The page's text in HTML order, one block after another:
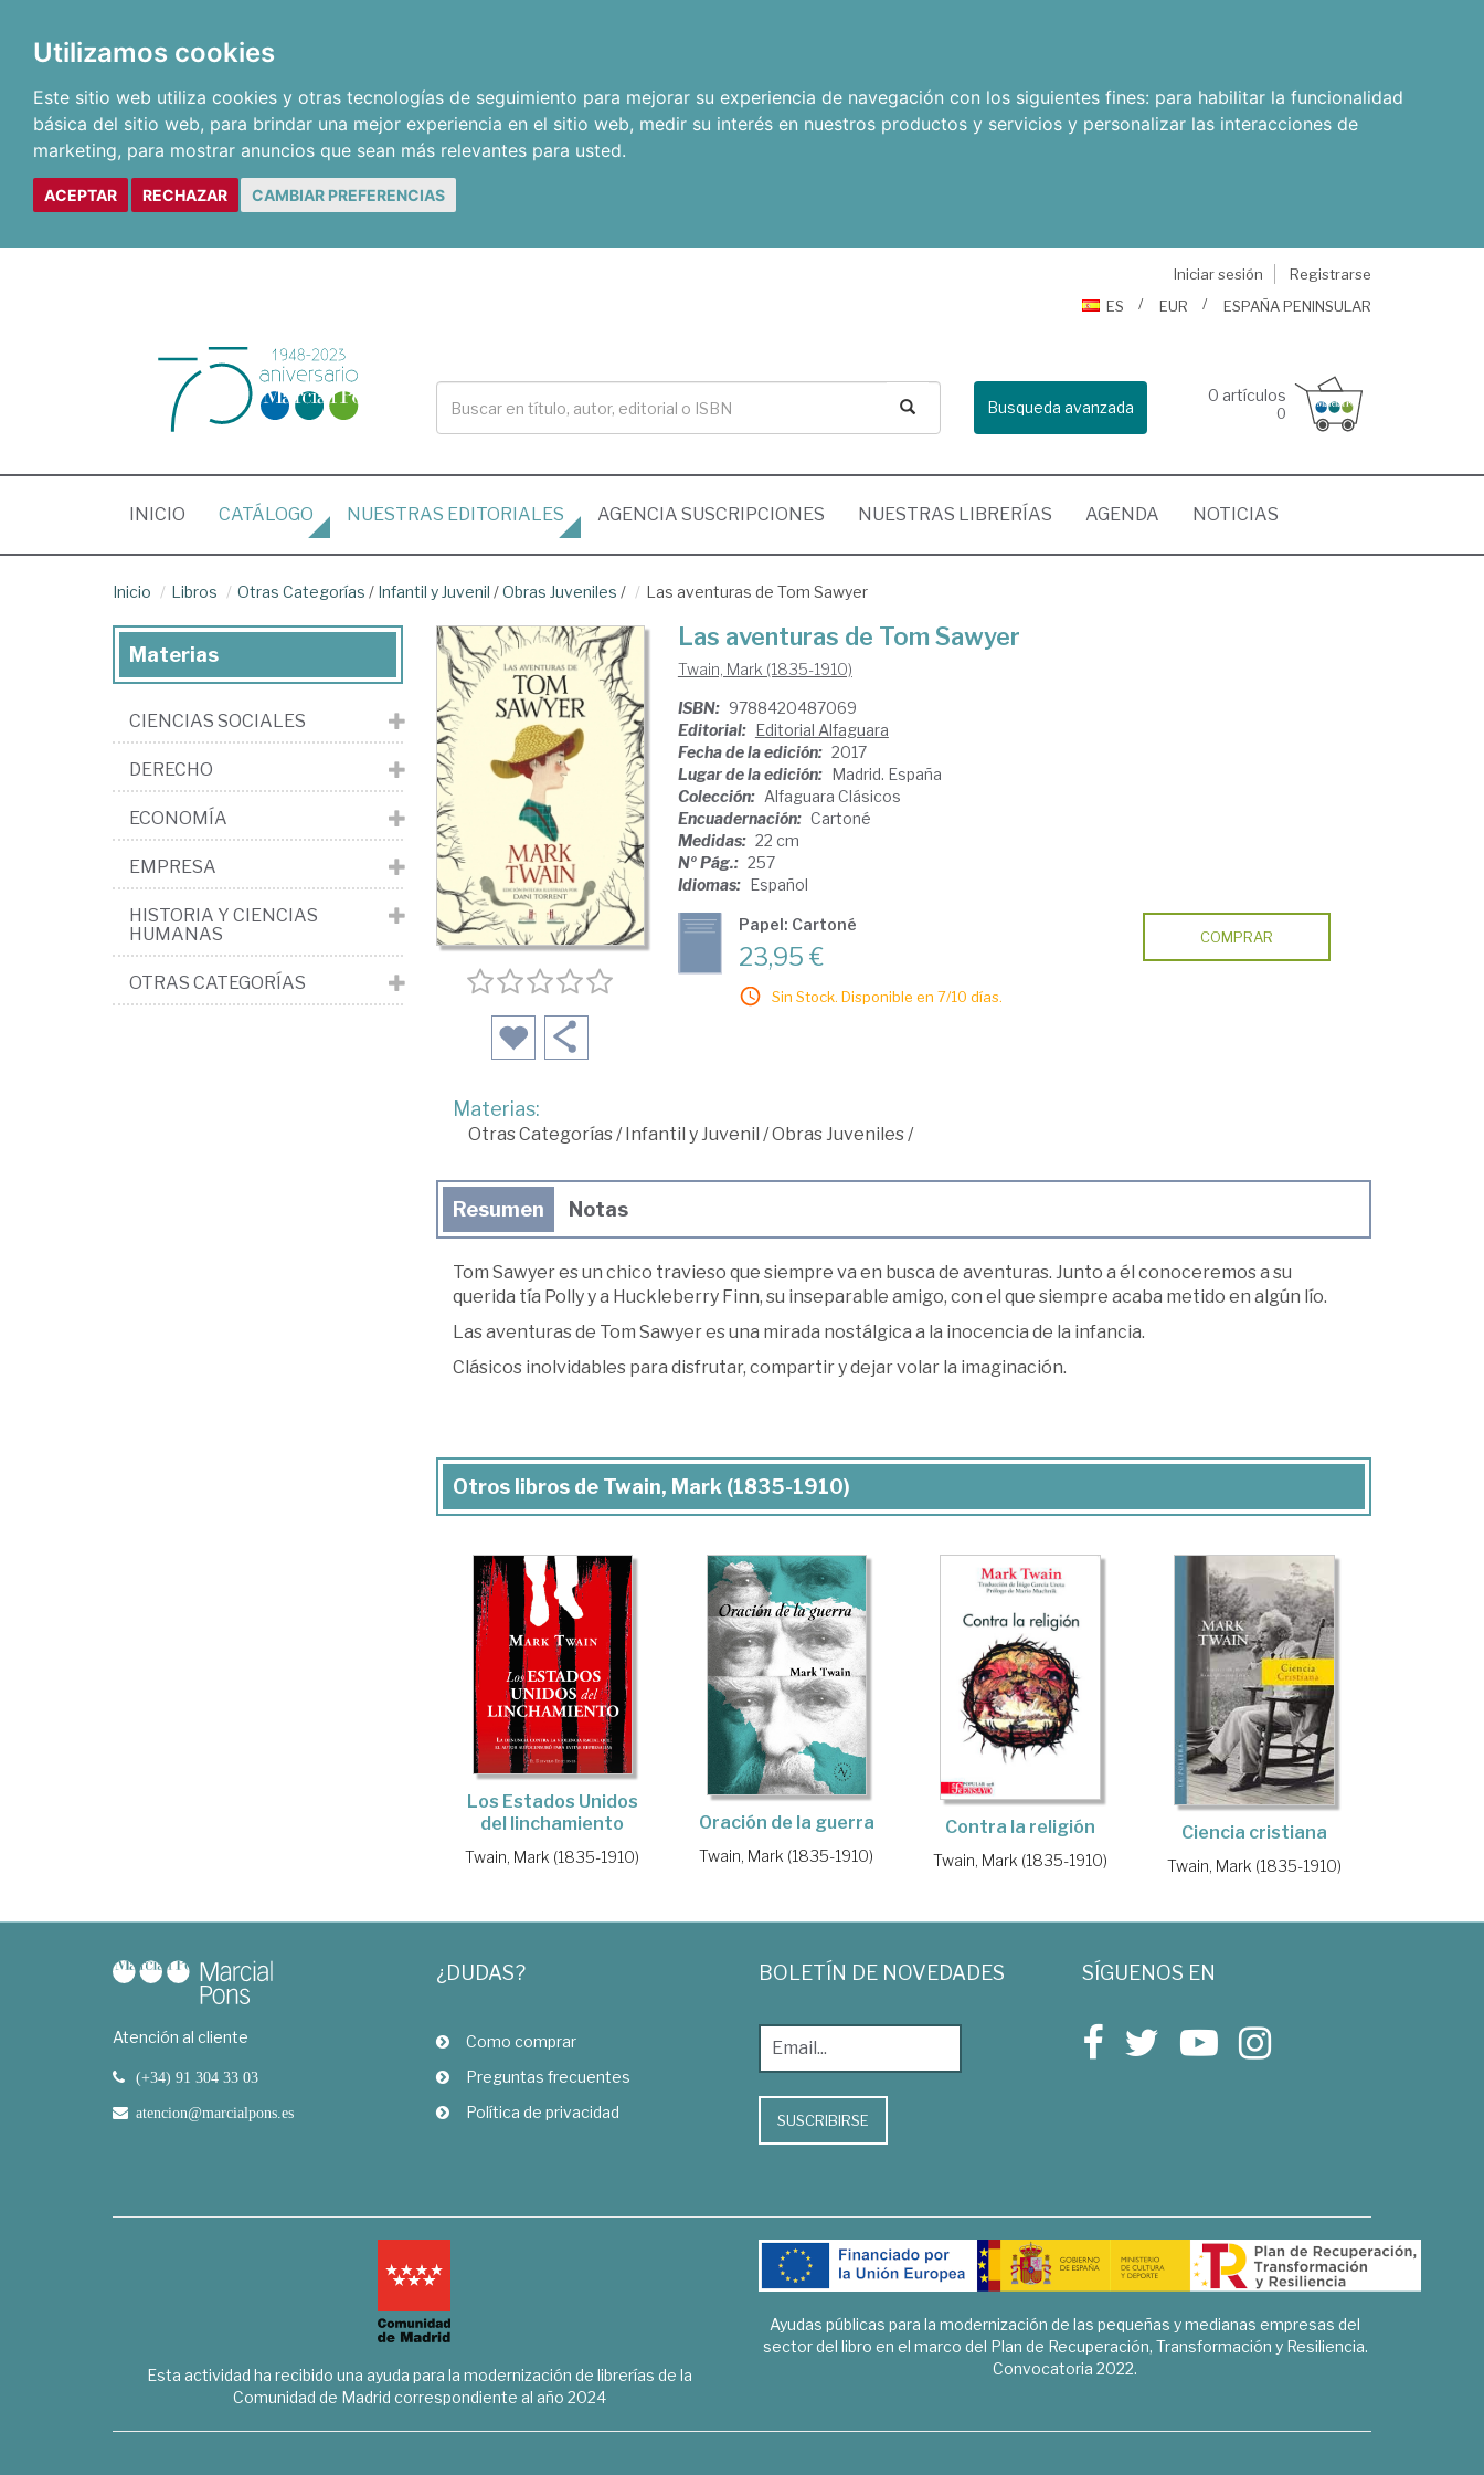
Utilizamos cookies
Este sitio web utiliza cookies y otras tecnologías de seguimiento para mejorar su experiencia de navegación con los siguientes fines: para habilitar la funcionalidad
básica del sitio web, para brindar una mejor experiencia en el sitio web, medir su interés en nuestros productos y servicios y personalizar las interacciones de
marketing, para mostrar anuncios que sean más relevantes para usted.
ACEPTAR RECHAZAR CAMBIAR PREFERENCIAS
Iniciar sesión
Registrarse
ES
EUR ESPAÑA PENINSULAR
Busqueda avanzada
0 artículos
0
INICIO (CURRENT)
CATÁLOGO NUESTRAS EDITORIALES AGENCIA SUSCRIPCIONES NUESTRAS LIBRERÍAS AGENDA NOTICIAS
Inicio Libros Otras Categorías / Infantil y Juvenil /Obras Juveniles / Las aventuras de Tom Sawyer
Las aventuras de Tom Sawyer
Twain, Mark (1835-1910)
ISBN: 9788420487069
Editorial: Editorial Alfaguara
Fecha de la edición: 2017
Lugar de la edición: Madrid. España
Colección: Alfaguara Clásicos
Encuadernación: Cartoné
Medidas: 22 cm
Nº Pág.: 257
Idiomas: Español
Papel: Cartoné
23,95 €
Sin Stock. Disponible en 7/10 días.
COMPRAR
Materias:
Otras Categorías/Infantil y Juvenil /Obras Juveniles/
Resumen Notas
Tom Sawyer es un chico travieso que siempre va en busca de aventuras. Junto a él conoceremos a su
querida tía Polly y a Huckleberry Finn, su inseparable amigo, con el que siempre acaba metido en algún lío.
Las aventuras de Tom Sawyer es una mirada nostálgica a la inocencia de la infancia.
Clásicos inolvidables para disfrutar, compartir y dejar volar la imaginación.
Otros libros de Twain, Mark (1835-1910)
Los Estados Unidos
del linchamiento
Twain, Mark (1835-1910)
Oración de la guerra
Twain, Mark (1835-1910)
Contra la religión
Twain, Mark (1835-1910)
Ciencia cristiana
Twain, Mark (1835-1910)
Materias
CIENCIAS SOCIALES
DERECHO
ECONOMÍA
EMPRESA
HISTORIA Y CIENCIAS
HUMANAS
OTRAS CATEGORÍAS
Atención al cliente
(+34) 91 304 33 03
atencion@marcialpons.es
¿DUDAS?
Como comprar
Preguntas frecuentes
Política de privacidad
BOLETÍN DE NOVEDADES
SUSCRIBIRSE
SÍGUENOS EN
Esta actividad ha recibido una ayuda para la modernización de librerías de la
Comunidad de Madrid correspondiente al año 2024
Ayudas públicas para la modernización de las pequeñas y medianas empresas del
sector del libro en el marco del Plan de Recuperación, Transformación y Resiliencia.
Convocatoria 2022.